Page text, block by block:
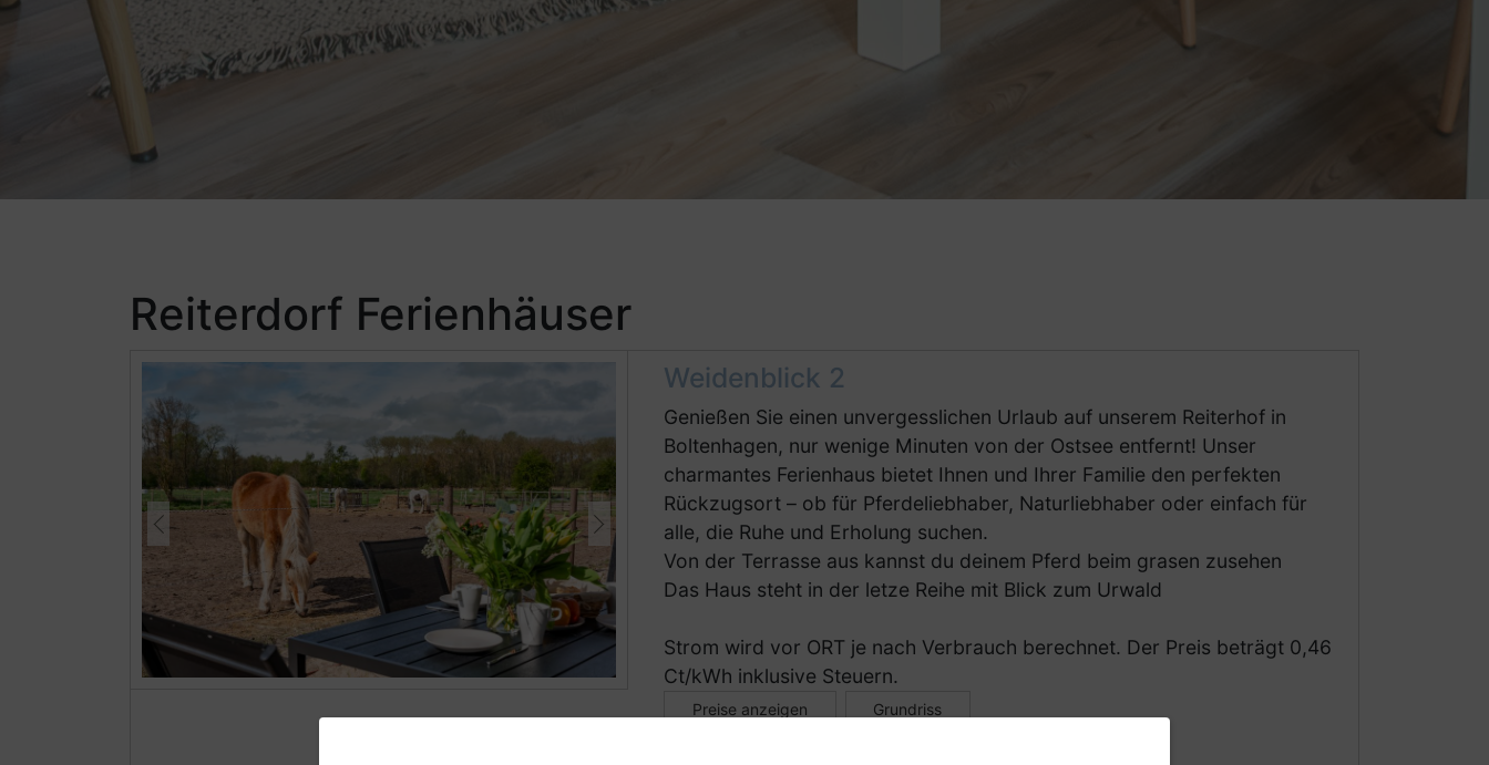
Reiterdorf Ferienhäuser
Weidenblick 2
Genießen Sie einen unvergesslichen Urlaub auf unserem Reiterhof in
Boltenhagen, nur wenige Minuten von der Ostsee entfernt! Unser
charmantes Ferienhaus bietet Ihnen und Ihrer Familie den perfekten
Rückzugsort – ob für Pferdeliebhaber, Naturliebhaber oder einfach für
alle, die Ruhe und Erholung suchen.
Von der Terrasse aus kannst du deinem Pferd beim grasen zusehen
Das Haus steht in der letze Reihe mit Blick zum Urwald
Strom wird vor ORT je nach Verbrauch berechnet. Der Preis beträgt 0,46
Ct/kWh inklusive Steuern.
Preise anzeigen Grundriss